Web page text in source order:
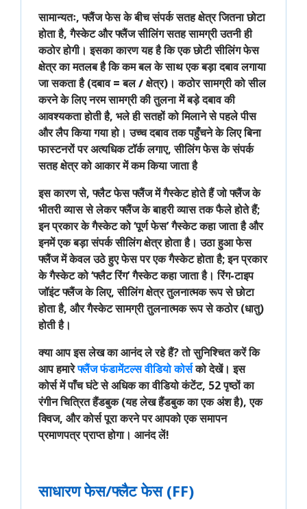
सामान्यतः,फ्लैंज फेस के बीच संपर्क सतह क्षेत्र जितना छोटा
होता है,गैस्केटऔरफ्लैंज सीलिंग सतह सामग्रीउतनी ही
कठोरहोगी। इसका कारण यह है कि एक छोटी सीलिंग फेस
क्षेत्र का मतलब है कि कम बल के साथ एक बड़ा दबाव लगाया
जा सकता है (दबाव = बल / क्षेत्र)। कठोर सामग्री को सील
करने के लिए नरम सामग्री की तुलना में बड़े दबाव की
आवश्यकता होती है, भले ही सतहों को मिलाने से पहले पीस
और लैप किया गया हो। उच्च दबाव तक पहुँचने के लिए बिना
फास्टनरों पर अत्यधिक टॉर्क लगाए, सीलिंग फेस के संपर्क
सतह क्षेत्र को आकार में कम किया जाता है
इस कारण से,फ्लैट फेस फ्लैंजमेंगैस्केटहोते हैं जो फ्लैंज के
भीतरी व्यास से लेकर फ्लैंज केबाहरी व्यासतक फैले होते हैं;
इन प्रकार के गैस्केट को ‘पूर्ण फेस’ गैस्केट कहा जाता है और
इनमें एक बड़ा संपर्क सीलिंग क्षेत्र होता है।उठा हुआ फेस
फ्लैंजमें केवलउठे हुए फेसपर एकगैस्केटहोता है; इन प्रकार
के गैस्केट को ‘फ्लैट रिंग’ गैस्केट कहा जाता है।रिंग-टाइप
जॉइंट फ्लैंजके लिए,सीलिंग क्षेत्र तुलनात्मक रूप से छोटा
होता है, औरगैस्केट सामग्री तुलनात्मक रूप से कठोर(धातु)
होती है।
क्या आप इस लेख का आनंद ले रहे हैं? तो सुनिश्चित करें कि
आप हमारेफ्लैंज फंडामेंटल्स वीडियो कोर्सको देखें। इस
कोर्स मेंपाँच घंटे से अधिक का वीडियो कंटेंट, 52 पृष्ठों का
रंगीन चित्रितहैंडबुक(यह लेख हैंडबुक का एक अंश है), एक
क्विज, और कोर्स पूरा करने पर आपको एकसमापन
प्रमाणपत्रप्राप्त होगा। आनंद लें!
साधारण फेस/फ्लैट फेस (FF)